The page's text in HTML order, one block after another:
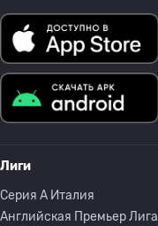
Лиги
Серия A Италия
Английская Премьер Лига